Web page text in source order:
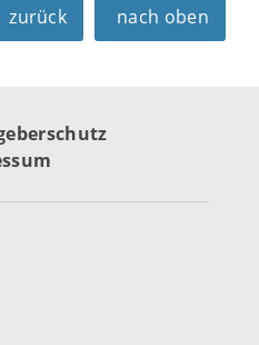
zurück nach oben